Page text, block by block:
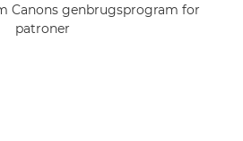
Canons genbrugsprogram for
patroner